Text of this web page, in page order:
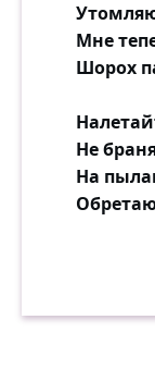
Мне
Шорох
Не
На